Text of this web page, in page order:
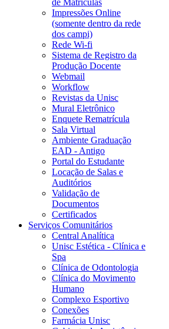
de Matriculas
Impressões Online
(somente dentro da rede
dos campi)
Rede Wi-fi
Sistema de Registro da
Produção Docente
Webmail
Workflow
Revistas da Unisc
Mural Eletrônico
Enquete Rematrícula
Sala Virtual
Ambiente Graduação
EAD - Antigo
Portal do Estudante
Locação de Salas e
Auditórios
Validação de
Documentos
Certificados
Serviços Comunitários
Central Analítica
Unisc Estética - Clínica e
Spa
Clínica de Odontologia
Clínica do Movimento
Humano
Complexo Esportivo
Conexões
Farmácia Unisc